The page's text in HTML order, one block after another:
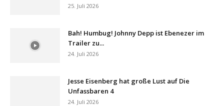
25. Juli 2026
Bah! Humbug! Johnny Depp ist Ebenezer im
Trailer zu...
24. Juli 2026
Jesse Eisenberg hat große Lust auf Die
Unfassbaren 4
24. Juli 2026